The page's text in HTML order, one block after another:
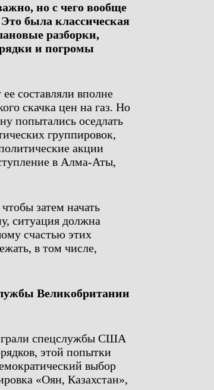
но с чего вообще
Это была классическая
разборки,
и погромы
составляли вполне
скачка цен на газ. Но
попытались оседлать
группировок,
акции
в Алма-Аты,
затем начать
ситуация должна
счастью этих
в том числе,
Великобритании
спецслужбы США
этой попытки
выбор
«Оян, Казахстан»,